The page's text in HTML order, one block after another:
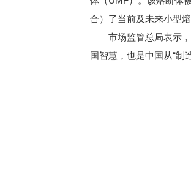
合）了当前及未来小型
市场监管总局表示
国智慧，也是中国从“制